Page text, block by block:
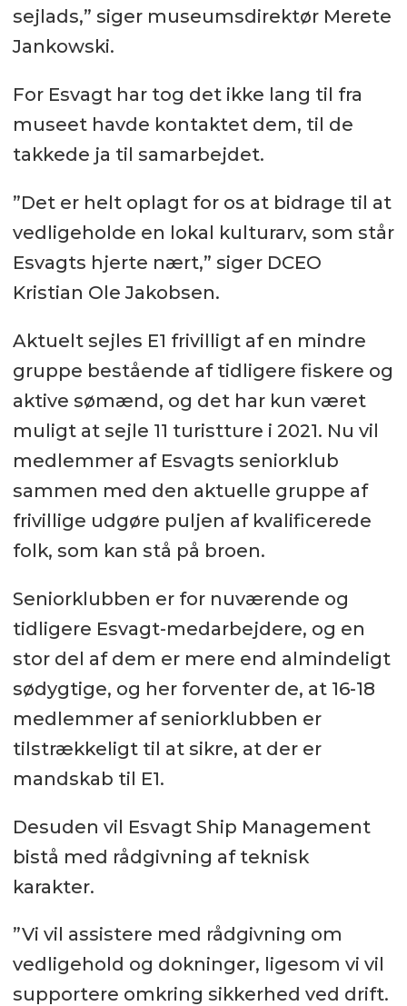
sejlads,” siger museumsdirektør Merete
Jankowski.
For Esvagt har tog det ikke lang til fra
museet havde kontaktet dem, til de
takkede ja til samarbejdet.
”Det er helt oplagt for os at bidrage til at
vedligeholde en lokal kulturarv, som står
Esvagts hjerte nært,” siger DCEO
Kristian Ole Jakobsen.
Aktuelt sejles E1 frivilligt af en mindre
gruppe bestående af tidligere fiskere og
aktive sømænd, og det har kun været
muligt at sejle 11 turistture i 2021. Nu vil
medlemmer af Esvagts seniorklub
sammen med den aktuelle gruppe af
frivillige udgøre puljen af kvalificerede
folk, som kan stå på broen.
Seniorklubben er for nuværende og
tidligere Esvagt-medarbejdere, og en
stor del af dem er mere end almindeligt
sødygtige, og her forventer de, at 16-18
medlemmer af seniorklubben er
tilstrækkeligt til at sikre, at der er
mandskab til E1.
Desuden vil Esvagt Ship Management
bistå med rådgivning af teknisk
karakter.
”Vi vil assistere med rådgivning om
vedligehold og dokninger, ligesom vi vil
supportere omkring sikkerhed ved drift.